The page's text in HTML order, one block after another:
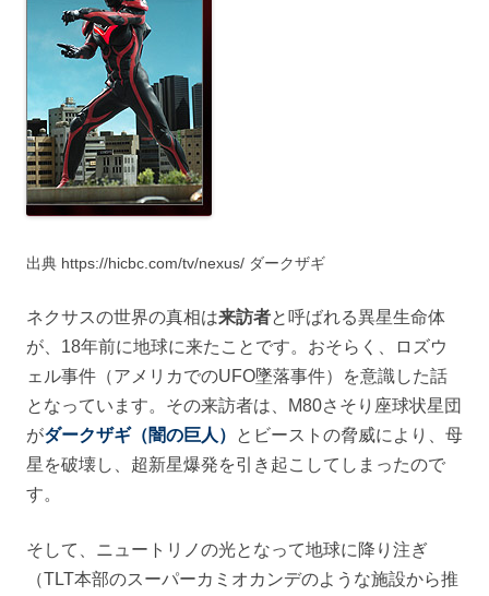
出典 https://hicbc.com/tv/nexus/ ダークザギ
ネクサスの世界の真相は来訪者と呼ばれる異星生命体
が、18年前に地球に来たことです。おそらく、ロズウ
ェル事件（アメリカでのUFO墜落事件）を意識した話
となっています。その来訪者は、M80さそり座球状星団
がダークザギ（闇の巨人）
とビーストの脅威により、母
星を破壊し、超新星爆発を引き起こしてしまったので
す。
そして、ニュートリノの光となって地球に降り注ぎ
（TLT本部のスーパーカミオカンデのような施設から推